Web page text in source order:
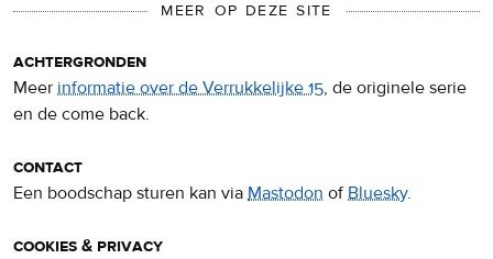
MEER OP DEZE SITE
achtergronden
Meer informatie over de Verrukkelijke 15, de originele serie
en de come back.
contact
Een boodschap sturen kan via Mastodon ofBluesky.
cookies & privacy